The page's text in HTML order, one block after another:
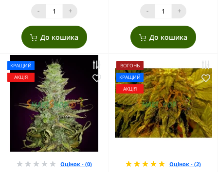
- +
До кошика
- +
До кошика
КРАЩИЙ
АКЦІЯ
Оцінок - (0)
ВОГОНЬ
КРАЩИЙ
АКЦІЯ
Оцінок - (2)